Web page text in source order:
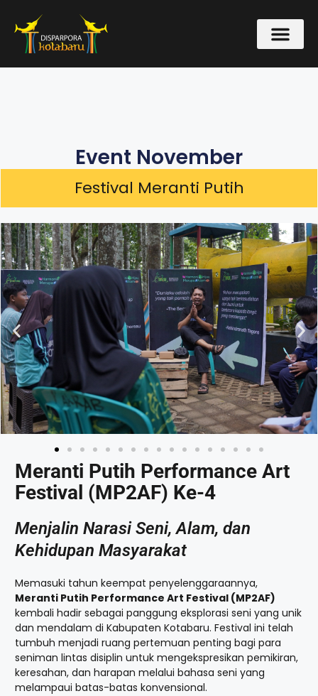
Event November
Festival Meranti Putih
Meranti Putih Performance Art
Festival (MP2AF) Ke-4
Menjalin Narasi Seni, Alam, dan
Kehidupan Masyarakat
Memasuki tahun keempat penyelenggaraannya,
Meranti Putih Performance Art Festival (MP2AF)
kembali hadir sebagai panggung eksplorasi seni yang unik
dan mendalam di Kabupaten Kotabaru. Festival ini telah
tumbuh menjadi ruang pertemuan penting bagi para
seniman lintas disiplin untuk mengekspresikan pemikiran,
keresahan, dan harapan melalui bahasa seni yang
melampaui batas-batas konvensional.